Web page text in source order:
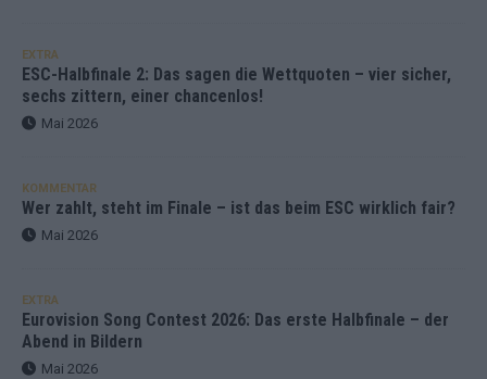
EXTRA
ESC-Halbfinale 2: Das sagen die Wettquoten – vier sicher,
sechs zittern, einer chancenlos!
Mai 2026
KOMMENTAR
Wer zahlt, steht im Finale – ist das beim ESC wirklich fair?
Mai 2026
EXTRA
Eurovision Song Contest 2026: Das erste Halbfinale – der
Abend in Bildern
Mai 2026